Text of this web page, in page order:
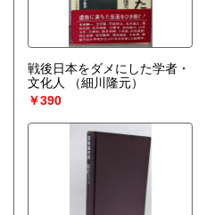
戦後日本をダメにした学者・
文化人
（細川隆元）
￥390